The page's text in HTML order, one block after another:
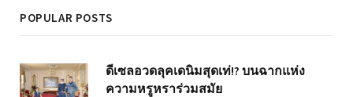
POPULAR POSTS
ดีเซลอวดลุคเดนิมสุดเท่!? บนฉากแห่ง
ความหรูหราร่วมสมัย